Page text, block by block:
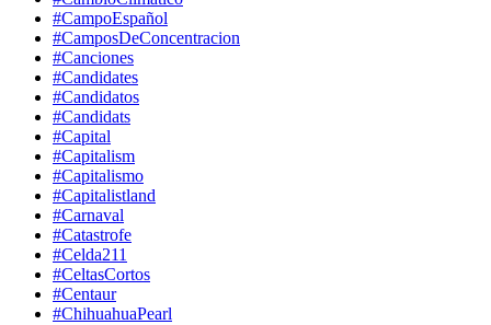
#CampoEspañol
#CamposDeConcentracion
#Canciones
#Candidates
#Candidatos
#Candidats
#Capital
#Capitalism
#Capitalismo
#Capitalistland
#Carnaval
#Catastrofe
#Celda211
#CeltasCortos
#Centaur
#ChihuahuaPearl